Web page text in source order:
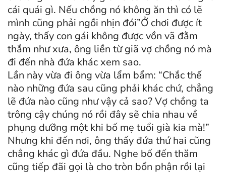
cái quái gì. Nếu chồng nó không ăn thì có lẽ
mình cũng phải ngồi nhịn đói”Ở chơi được ít
ngày, thấy con gái không được vồn vã đằm
thắm như xưa, ông liền từ giã vợ chồng nó mà
đi đến nhà đứa khác xem sao.
Lần này vừa đi ông vừa lẩm bẩm: “Chắc thế
nào những đứa sau cũng phải khác chứ, chẳng
lẽ đứa nào cũng như vậy cả sao? Vợ chồng ta
trông cậy chúng nó rồi đây sẽ chia nhau về
phụng dưỡng một khi bố mẹ tuổi già kia mà!”
Nhưng khi đến nơi, ông thấy đứa thứ hai cũng
chẳng khác gì đứa đầu. Nghe bố đến thăm
cũng tiếp đãi gọi là cho tròn bổn phận rồi lại